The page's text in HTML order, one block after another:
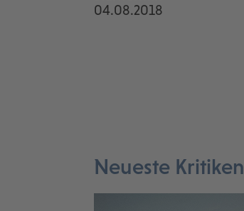
04.08.2018
Neueste Kritiken